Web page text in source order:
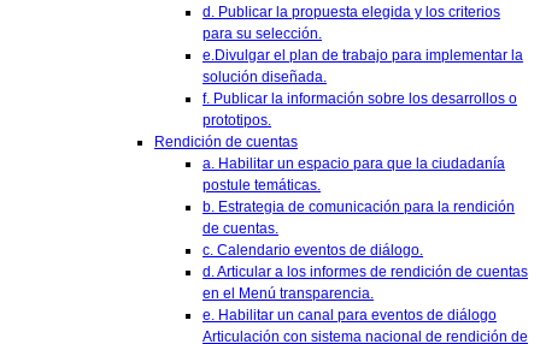
d. Publicar la propuesta elegida y los criterios
para su selección.
e.Divulgar el plan de trabajo para implementar la
solución diseñada.
f. Publicar la información sobre los desarrollos o
prototipos.
Rendición de cuentas
a. Habilitar un espacio para que la ciudadanía
postule temáticas.
b. Estrategia de comunicación para la rendición
de cuentas.
c. Calendario eventos de diálogo.
d. Articular a los informes de rendición de cuentas
en el Menú transparencia.
e. Habilitar un canal para eventos de diálogo
Articulación con sistema nacional de rendición de